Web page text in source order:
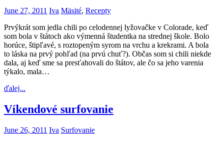
June 27, 2011 Iva Mäsité, Recepty
Prvýkrát som jedla chili po celodennej lyžovačke v Colorade, keď
som bola v štátoch ako výmenná študentka na strednej škole. Bolo
horúce, štipľavé, s roztopeným syrom na vrchu a krekrami. A bola
to láska na prvý pohľad (na prvú chuť?). Občas som si chili niekde
dala, aj keď sme sa presťahovali do štátov, ale čo sa jeho varenia
týkalo, mala…
ďalej...
Víkendové surfovanie
June 26, 2011 Iva Surfovanie